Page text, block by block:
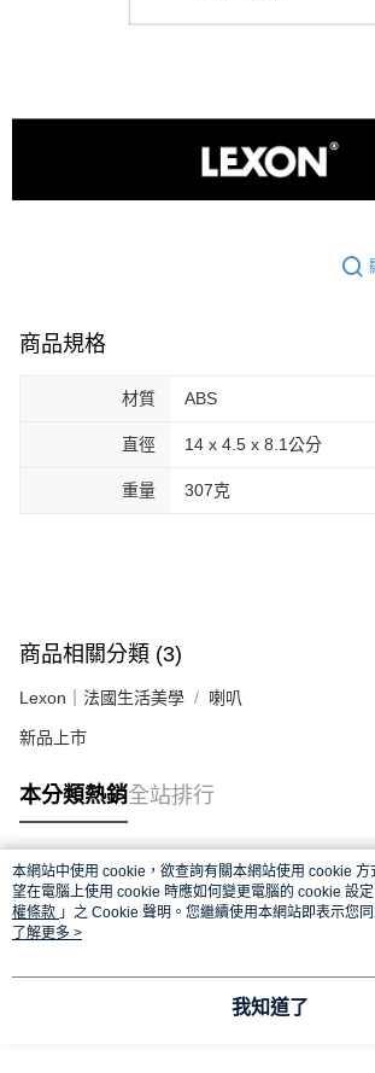
商品規格
材質 ABS
直徑 14 x 4.5 x 8.1公分
重量 307克
商品相關分類 (3)
Lexon｜法國生活美學 喇叭
新品上市
本分類熱銷全站排行
熱門標籤
本網站中使用 cookie，欲查詢有關本網站使用 cookie
望在電腦上使用 cookie 時應如何變更電腦的 cookie 設
權條款 」之 Cookie 聲明。您繼續使用本網站即表示您
用條款之 Cookie 聲明使用 cookie。
了解更多 >
我知道了